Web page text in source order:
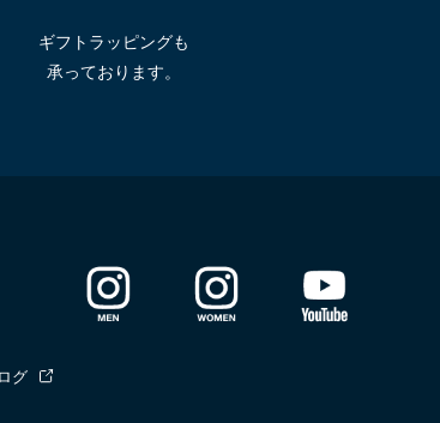
ギフトラッピングも
承っております。
グ